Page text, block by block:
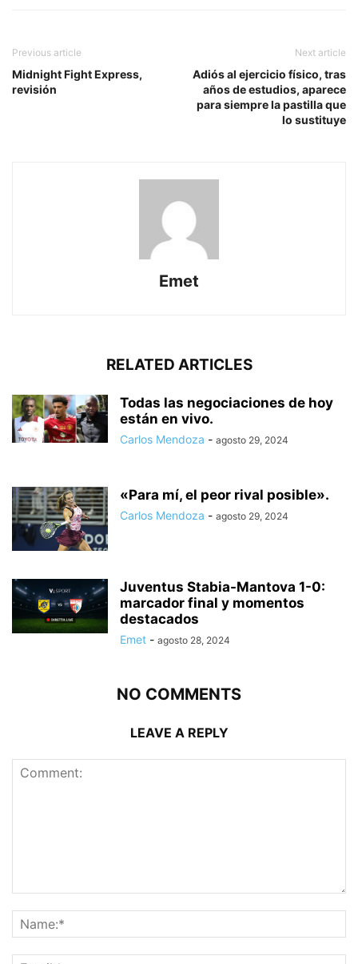
Previous article
Midnight Fight Express,
revisión
Next article
Adiós al ejercicio físico, tras
años de estudios, aparece
para siempre la pastilla que
lo sustituye
Emet
RELATED ARTICLES
Todas las negociaciones de hoy
están en vivo.
Carlos Mendoza - agosto 29, 2024
«Para mí, el peor rival posible».
Carlos Mendoza - agosto 29, 2024
Juventus Stabia-Mantova 1-0:
marcador final y momentos
destacados
Emet - agosto 28, 2024
NO COMMENTS
LEAVE A REPLY